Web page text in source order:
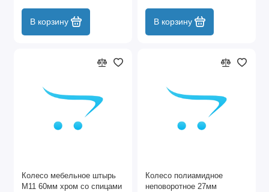
В корзину В корзину
Колесо мебельное штырь
М11 60мм хром со спицами
Колесо полиамидное
неповоротное 27мм